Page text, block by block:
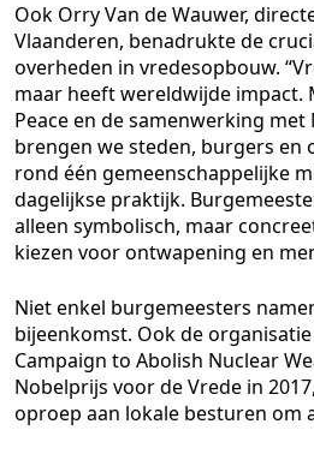
Ook Orry Van de Wauwer,
Vlaanderen, benadrukte de
overheden in vredesopbouw.
maar heeft wereldwijde impact.
Peace en de samenwerking met
brengen we steden, burgers en
rond één gemeenschappelijke
dagelijkse praktijk.
alleen symbolisch, maar
kiezen voor ontwapening en
Niet enkel burgemeesters
bijeenkomst. Ook de
Campaign to Abolish Nuclear
Nobelprijs voor de Vrede in
oproep aan lokale besturen om